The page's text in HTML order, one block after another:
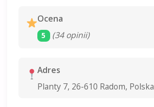
Ocena
5 (34 opinii)
Adres
Planty 7, 26-610 Radom, Polska